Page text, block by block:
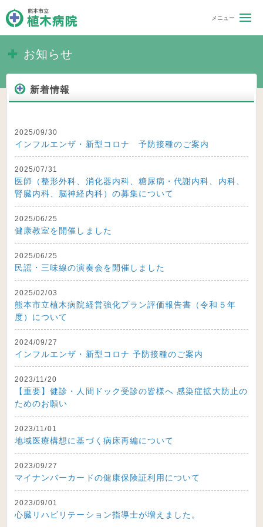
お知らせ
新着情報
2025/09/30
インフルエンザ・新型コロナ 予防接種のご案内
2025/07/31
医師（整形外科、消化器内科、糖尿病・代謝内科、内科、
腎臓内科、脳神経内科）の募集について
2025/06/25
健康教室を開催しました
2025/06/25
民謡・三味線の演奏会を開催しました
2025/02/03
熊本市立植木病院経営強化プラン評価報告書（令和５年
度）について
2024/09/27
インフルエンザ・新型コロナ 予防接種のご案内
2023/11/20
【重要】健診・人間ドック受診の皆様へ 感染症拡大防止の
ためのお願い
2023/11/01
地域医療構想に基づく病床再編について
2023/09/27
マイナンバーカードの健康保険証利用について
2023/09/01
心臓リハビリテーション指導士が増えました。